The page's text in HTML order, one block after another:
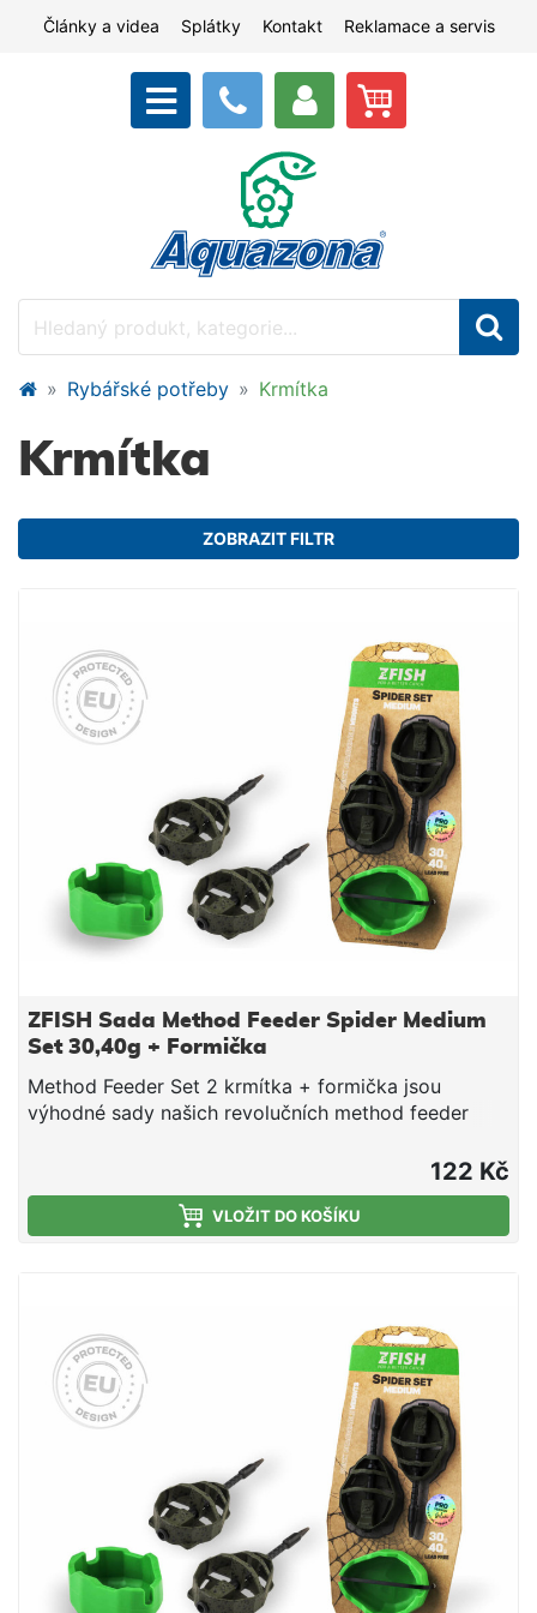
Články a videa Splátky Kontakt Reklamace a servis
Rybářské potřeby Krmítka
Krmítka
ZOBRAZIT FILTR
ZFISH Sada Method Feeder Spider Medium
Set 30,40g + Formička
Method Feeder Set 2 krmítka + formička jsou
výhodné sady našich revolučních method feeder
Spider představuje novou generaci method feeder
krmítek, která spojuje precizní zpracování,
promyšlený design a maximální funkčnost. Na jejich
vývoji se podílel tým zkušených specialistů značky
zaručuje dokonalé vyvážení při nahazování a jisté
dosednutí ke dnu vždy tou správnou stranou. Nově
navržený nosný rám zajišťuje optimální uvolňování
krmné směsi a zároveň chrání nástrahu během
náhozu. Součástí konstrukce je speciální ploška pro
přesné umístění nástrahy s háčkem, která zajistí, že
vaše nástraha bude vždy v ideální pozici. Krmítka
Spider umožňují rychlou výměnu zátěže díky
vyjímatelné trubičce a otvoru na zadní straně. Stačí
vysunout trubičku, uvolnit vlasec a vyměnit zátěž za
jinou – bez nutnosti převazování celé sestavy.
122 Kč
VLOŽIT DO KOŠÍKU